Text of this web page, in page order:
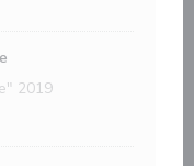
2019